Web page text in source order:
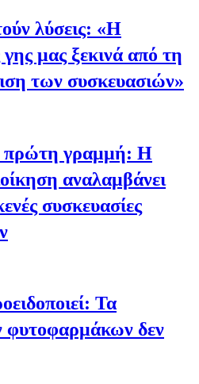
λύσεις: «Η
μας ξεκινά από τη
των συσκευασιών»
πρώτη γραμμή: Η
αναλαμβάνει
συσκευασίες
Τα
φυτοφαρμάκων δεν